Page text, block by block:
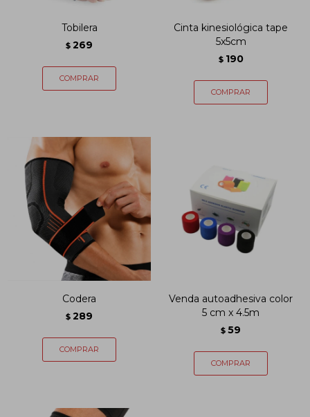
Tobilera
$ 269
Cinta kinesiológica tape
5x5cm
$ 190
Codera
$ 289
Venda autoadhesiva color
5 cm x 4.5m
$ 59